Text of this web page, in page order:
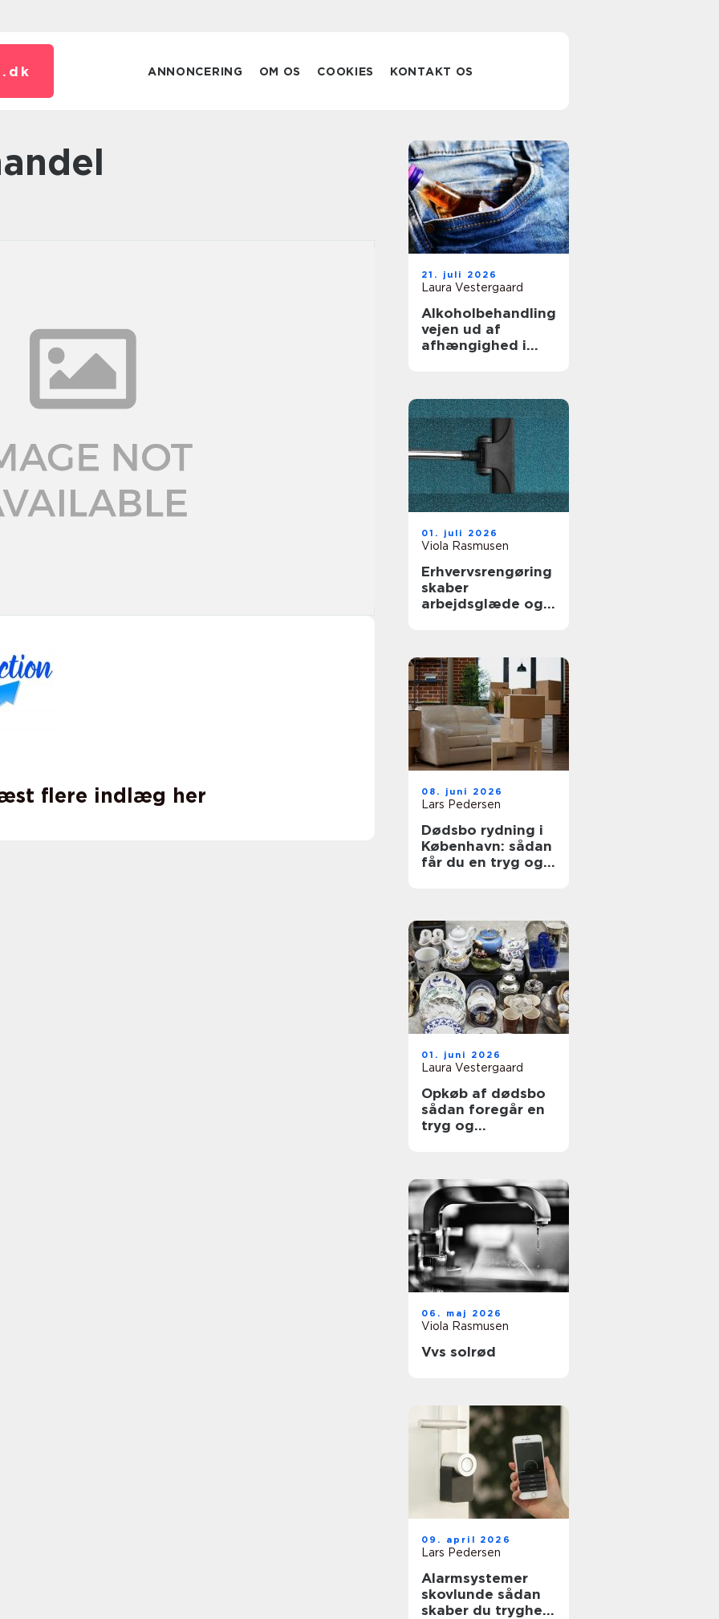
dk ANNONCERING OM OS COOKIES KONTAKT OS
flere indlæg her
21. juli 2026
Laura Vestergaard
Alkoholbehandling
vejen ud af
afhængighed i
01. juli 2026
Viola Rasmusen
Erhvervsrengøring
skaber
arbejdsglæde og
08. juni 2026
Lars Pedersen
Dødsbo rydning i
København: sådan
får du en tryg og
01. juni 2026
Laura Vestergaard
Opkøb af dødsbo
sådan foregår en
tryg og
06. maj 2026
Viola Rasmusen
Vvs solrød
09. april 2026
Lars Pedersen
Alarmsystemer
skovlunde sådan
skaber du tryghed